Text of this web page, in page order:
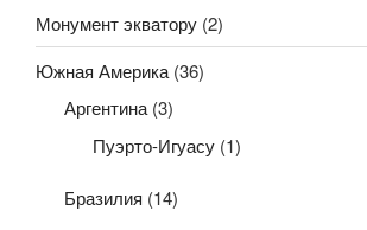
Монумент экватору (2)
Южная Америка (36)
Аргентина(3)
Пуэрто-Игуасу (1)
Бразилия (14)